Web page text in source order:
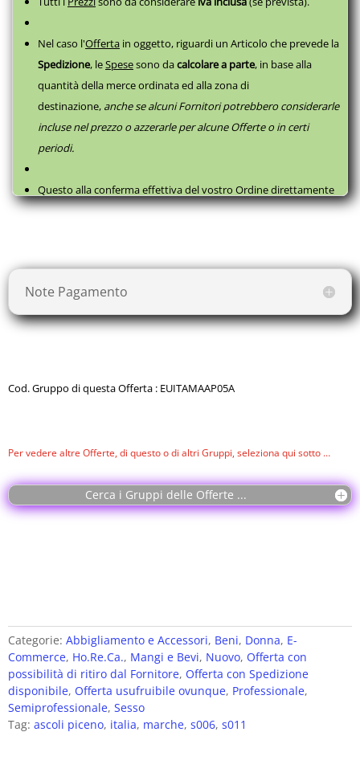
Nel caso l'Offerta in oggetto, riguardi un Articolo che prevede la
Spedizione, leSpesesono dacalcolare a parte, in base alla
quantità della merce ordinata ed alla zona di
destinazione, anche se alcuni Fornitori potrebbero considerarle
incluse nel prezzo o azzerarle per alcune Offerte o in certi
periodi.
Questo alla conferma effettiva del vostro Ordine direttamente
con il fornitore, successivamente a questaPrenotazione, come
Note Pagamento
Cod. Gruppo di questa Offerta : EUITAMAAP05A
Per vedere altre Offerte, di questo o di altri Gruppi, seleziona qui sotto …
Cerca i Gruppi delle Offerte ...
Categorie: Abbigliamento e Accessori, Beni, Donna, E-
Commerce, Ho.Re.Ca., Mangi e Bevi, Nuovo, Offerta con
possibilità di ritiro dal Fornitore, Offerta con Spedizione
disponibile, Offerta usufruibile ovunque, Professionale,
Semiprofessionale, Sesso
Tag: ascoli piceno, italia, marche, s006, s011